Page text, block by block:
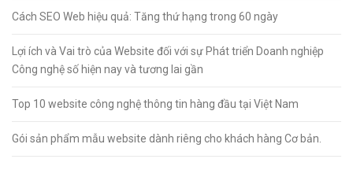
Cách SEO Web hiệu quả: Tăng thứ hạng trong 60 ngày
Lợi ích và Vai trò của Website đối với sự Phát triển Doanh nghiệp
Công nghệ số hiện nay và tương lai gần
Top 10 website công nghệ thông tin hàng đầu tại Việt Nam
Gói sản phẩm mẫu website dành riêng cho khách hàng Cơ bản.